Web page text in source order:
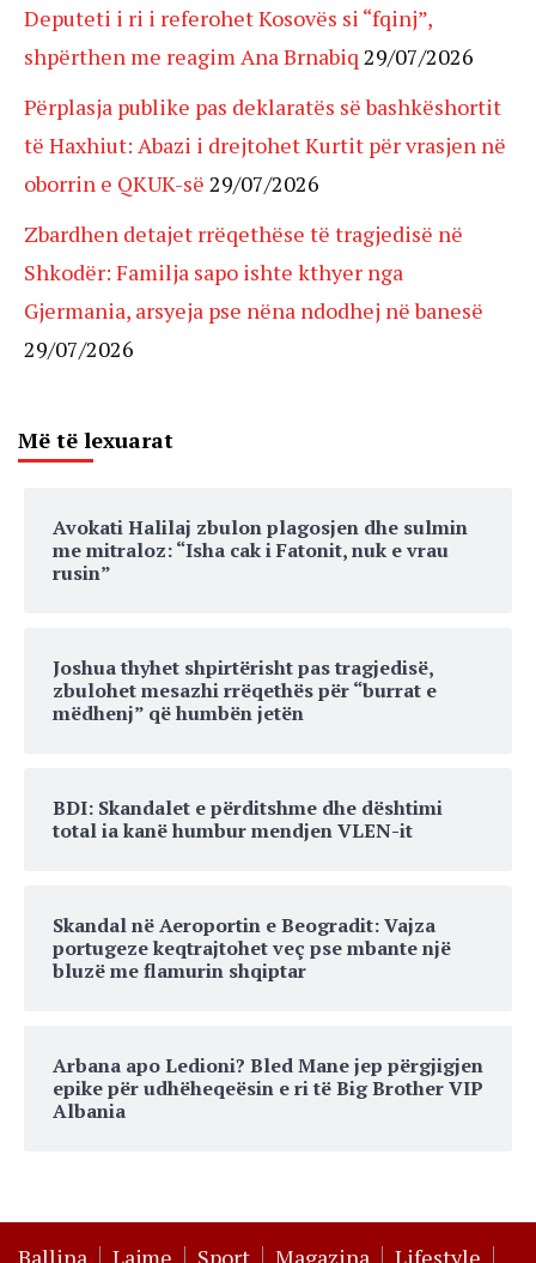
Deputeti i ri i referohet Kosovës si “fqinj”,
shpërthen me reagim Ana Brnabiq 29/07/2026
Përplasja publike pas deklaratës së bashkëshortit
të Haxhiut: Abazi i drejtohet Kurtit për vrasjen në
oborrin e QKUK-së 29/07/2026
Zbardhen detajet rrëqethëse të tragjedisë në
Shkodër: Familja sapo ishte kthyer nga
Gjermania, arsyeja pse nëna ndodhej në banesë
29/07/2026
Më të lexuarat
Avokati Halilaj zbulon plagosjen dhe sulmin
me mitraloz: “Isha cak i Fatonit, nuk e vrau
rusin”
Joshua thyhet shpirtërisht pas tragjedisë,
zbulohet mesazhi rrëqethës për “burrat e
mëdhenj” që humbën jetën
BDI: Skandalet e përditshme dhe dështimi
total ia kanë humbur mendjen VLEN-it
Skandal në Aeroportin e Beogradit: Vajza
portugeze keqtrajtohet veç pse mbante një
bluzë me flamurin shqiptar
Arbana apo Ledioni? Bled Mane jep përgjigjen
epike për udhëheqeësin e ri të Big Brother VIP
Albania
Ballina Lajme Sport Magazina Lifestyle